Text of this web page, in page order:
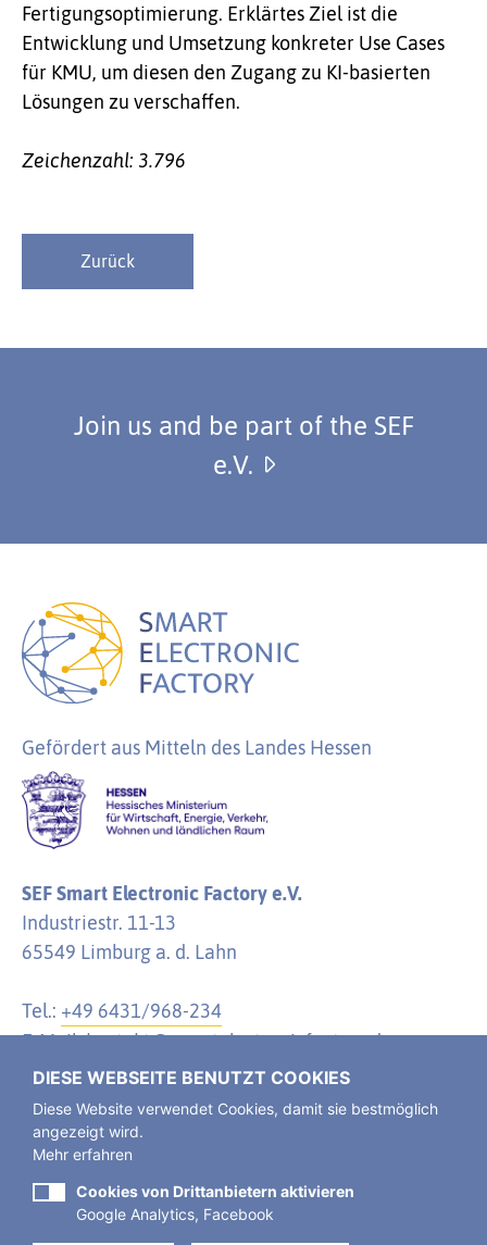
Fertigungsoptimierung. Erklärtes Ziel ist die
Entwicklung und Umsetzung konkreter Use Cases
für KMU, um diesen den Zugang zu KI-basierten
Lösungen zu verschaffen.
Zeichenzahl: 3.796
Zurück
Join us and be part of the SEF
e.V.
Gefördert aus Mitteln des Landes Hessen
SEF Smart Electronic Factory e.V.
Industriestr. 11-13
65549 Limburg a. d. Lahn
Tel.: +49 6431/968-234
E-Mail:kontakt@smartelectronicfactory.de
Der SEF Smart Electronic Factory e. V. ist ein
des öffentlichen Rechts, eingetragen im
Vereinsregister Limburg a. d. Lahn.
DIESE WEBSEITE BENUTZT COOKIES
Diese Website verwendet Cookies, damit sie bestmöglich
angezeigt wird.
Mehr erfahren
Cookies von Drittanbietern aktivieren
Google Analytics, Facebook